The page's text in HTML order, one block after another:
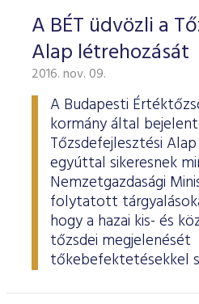
A BÉT üdvözli a
Alap létrehozását
2016. nov. 09.
A Budapesti
kormány által
Tőzsdefejlesztési
egyúttal sikeresnek
Nemzetgazdasági
folytatott
hogy a hazai kis- és
tőzsdei megjelenését
tőkebefektetésekkel